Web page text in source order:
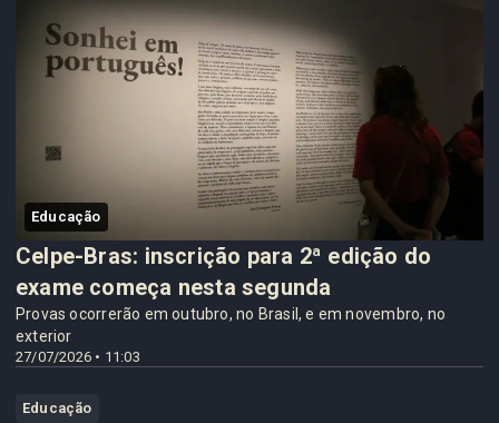
Educação
27/07/2026 • 11:03
Celpe-Bras: inscrição para 2ª edição do
exame começa nesta segunda
Provas ocorrerão em outubro, no Brasil, e em novembro, no
exterior
Educação